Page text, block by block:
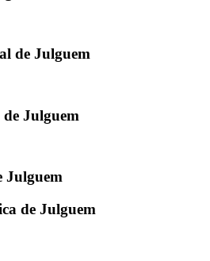
de Julguem
de Julguem
Julguem
de Julguem